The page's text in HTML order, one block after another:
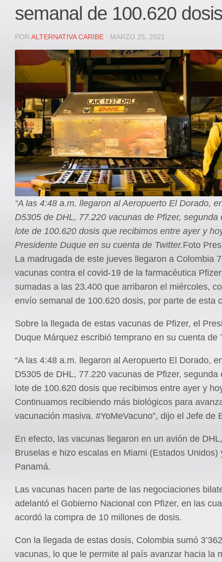
REGIONAL
DEPARTAMENTAL
Internacional
OPINIÓN
Contactenos
facebook
Twitter
Instagram
Registro ISSN: 2711-3299
semanal de 100.620 dosis
POR ALTERNATIVA CARIBE · MARZO 25, 2021
“A las 4:48 a.m. llegaron al Aeropuerto El Dorado,
D5305 de DHL, 77.220 vacunas de Pfizer, segunda
lote de 100.620 dosis que recibimos entre ayer y
Presidente Duque en su cuenta de Twitter.Foto
La madrugada de este jueves llegaron a Colombia
vacunas contra el covid-19 de la farmacéutica
sumadas a las 23.400 que arribaron el miércoles,
envío semanal de 100.620 dosis, por parte de esta
Sobre la llegada de estas vacunas de Pfizer, el
Duque Márquez escribió temprano en su cuenta de
“A las 4:48 a.m. llegaron al Aeropuerto El Dorado,
D5305 de DHL, 77.220 vacunas de Pfizer, segunda
lote de 100.620 dosis que recibimos entre ayer y
Continuamos recibiendo más biológicos para
vacunación masiva. #YoMeVacuno”, dijo el Jefe de
En efecto, las vacunas llegaron en un avión de
Bruselas e hizo escalas en Miami (Estados Unidos)
Panamá.
Las vacunas hacen parte de las negociaciones
adelantó el Gobierno Nacional con Pfizer, en las
acordó la compra de 10 millones de dosis.
Con la llegada de estas dosis, Colombia sumó
vacunas, lo que le permite al país avanzar hacia la